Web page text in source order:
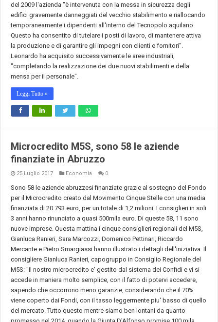
del 2009 l'azienda "è intervenuta con la messa in sicurezza degli
edifici gravemente danneggiati del vecchio stabilimento e riallocando
temporaneamente i dipendenti all'interno del Tecnopolo aquilano.
Questo ha consentito di tutelare i posti di lavoro, di mantenere attiva
la produzione e di garantire gli impegni con clienti e fornitori".
Leonardo ha acquisito successivamente le aree industriali,
"completando la realizzazione dei due nuovi stabilimenti e della
mensa per il personale".
Leggi Tutto »
Microcredito M5S, sono 58 le aziende
finanziate in Abruzzo
25 Luglio 2017 Economia 0
Sono 58 le aziende abruzzesi finanziate grazie al sostegno del Fondo
per il Microcredito creato dal Movimento Cinque Stelle con una media
finanziata di 20.793 euro, per un totale di 1,2 milioni. I consiglieri in soli
3 anni hanno rinunciato a quasi 500mila euro. Di queste 58, 11 sono
nuove imprese. Questa mattina i cinque consiglieri regionali del M5S,
Gianluca Ranieri, Sara Marcozzi, Domenico Pettinari, Riccardo
Mercante e Pietro Smargiassi hanno illustrato i dettagli dell'iniziativa. Il
consigliere Gianluca Ranieri, capogruppo in Consiglio Regionale del
M5S: "Il nostro microcredito e' gestito dal sistema dei Confidi e vi si
accede in maniera molto semplice, con il fatto di potervi accedere,
sapendo che occorrono meno garanzie, considerando che il 70%
viene coperto dai Fondi, con il tasso leggermente piu' basso di quello
del mercato. Tutto questo mentre siamo ben lontani da quanto